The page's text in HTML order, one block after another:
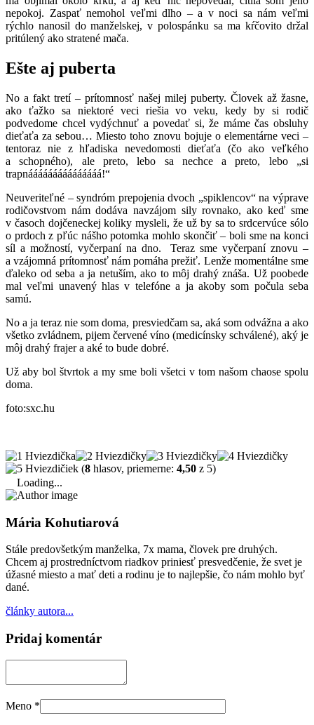
nepokoj. Zaspať nemohol veľmi dlho – a v noci sa nám veľmi
rýchlo nanosil do manželskej, v polospánku sa ma kŕčovito držal
pritúlený ako stratené mača.
Ešte aj puberta
No a fakt tretí – prítomnosť našej milej puberty. Človek až žasne,
ako ťažko sa niektoré veci riešia vo veku, kedy by si rodič
podvedome chcel vydýchnuť a povedať si, že máme čas obsluhy
dieťaťa za sebou… Miesto toho znovu bojuje o elementárne veci –
tentoraz nie z hľadiska nevedomosti dieťaťa (čo ako veľkého
a schopného), ale preto, lebo sa nechce a preto, lebo „si
trapnááááááááááááááá!“
Neuveriteľné – syndróm prepojenia dvoch „spiklencov“ na výprave
rodičovstvom nám dodáva navzájom sily rovnako, ako keď sme
v časoch dojčeneckej koliky mysleli, že už by sa to srdcervúce sólo
o prdoch z pľúc nášho potomka mohlo skončiť – boli sme na konci
síl a možností, vyčerpaní na dno. Teraz sme vyčerpaní znovu –
a vzájomná prítomnosť nám pomáha prežiť. Lenže momentálne sme
ďaleko od seba a ja netuším, ako to môj drahý znáša. Už poobede
mal veľmi unavený hlas v telefóne a ja akoby som počula seba
samú.
No a ja teraz nie som doma, presviedčam sa, aká som odvážna a ako
všetko zvládnem, pijem červené víno (medicínsky schválené), aký je
môj drahý frajer a aké to bude dobré.
Už aby bol štvrtok a my sme boli všetci v tom našom chaose spolu
doma.
foto:sxc.hu
(8 hlasov, priemerne: 4,50 z 5)
Loading...
Mária Kohutiarová
Stále predovšetkým manželka, 7x mama, človek pre druhých.
Chcem aj prostredníctvom riadkov priniesť presvedčenie, že svet je
úžasné miesto a mať deti a rodinu je to najlepšie, čo nám mohlo byť
dané.
články autora...
Pridaj komentár
Meno *